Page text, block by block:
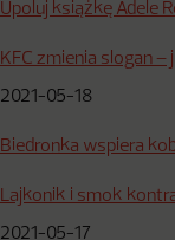
Upoluj książkę Adele
KFC zmienia slogan
2021-05-18
Biedronka wspiera
Lajkonik i smok
2021-05-17